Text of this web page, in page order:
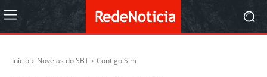
Início Novelas do SBT Contigo Sim